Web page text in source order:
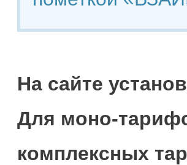
На сайте
Для моно-
комплексных